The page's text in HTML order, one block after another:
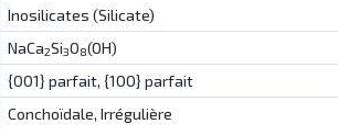
Inosilicates (Silicate)
NaCa2Si3O8(OH)
{001} parfait, {100} parfait
Conchoïdale, Irrégulière